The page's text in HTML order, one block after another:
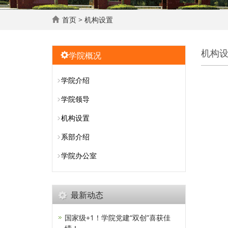
首页 > 机构设置
机构
学院概况
学院介绍
学院领导
机构设置
系部介绍
学院办公室
最新动态
国家级+1！学院党建“双创”喜获佳